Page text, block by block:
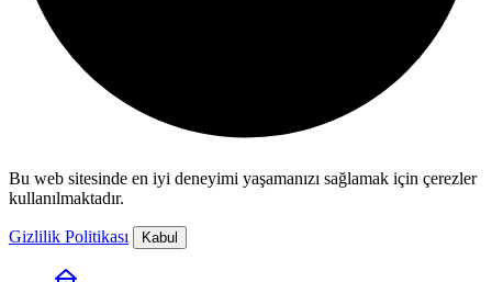
Bu web sitesinde en iyi deneyimi yaşamanızı sağlamak için çerezler
kullanılmaktadır.
Gizlilik Politikası Kabul